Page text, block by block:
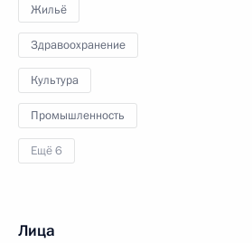
Жильё
Здравоохранение
Культура
Промышленность
Ещё 6
Лица